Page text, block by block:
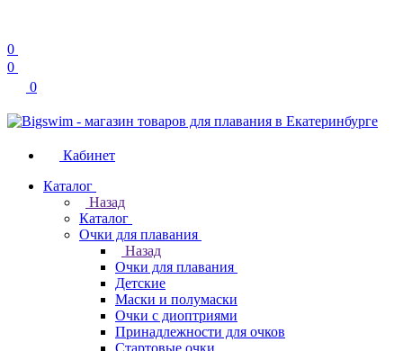
0
0
0
Кабинет
Каталог
Назад
Каталог
Очки для плавания
Назад
Очки для плавания
Детские
Маски и полумаски
Очки с диоптриями
Принадлежности для очков
Стартовые очки